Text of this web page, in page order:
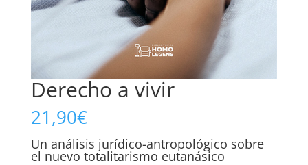
Derecho a vivir
21,90€
Un análisis jurídico-antropológico sobre
el nuevo totalitarismo eutanásico